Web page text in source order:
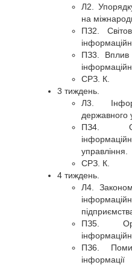
Л2.
на
ПЗ2.
ПЗ3. Вплив
СРЗ. К.
3 тиждень.
Л3.
державного
ПЗ4.
управління.
СРЗ. К.
4 тиждень.
Л4.
ПЗ5.
ПЗ6.